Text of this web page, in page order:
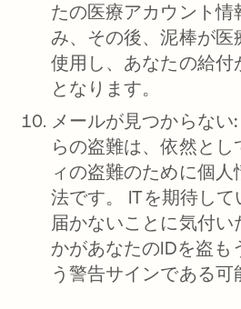
たの医療アカウント情
み、その後、泥棒が医
使用し、あなたの給付
となります。
メールが見つからない:
らの盗難は、依然とし
ィの盗難のために個
法です。 ITを期待し
届かないことに気付い
かがあなたのIDを盗も
う警告サインである可